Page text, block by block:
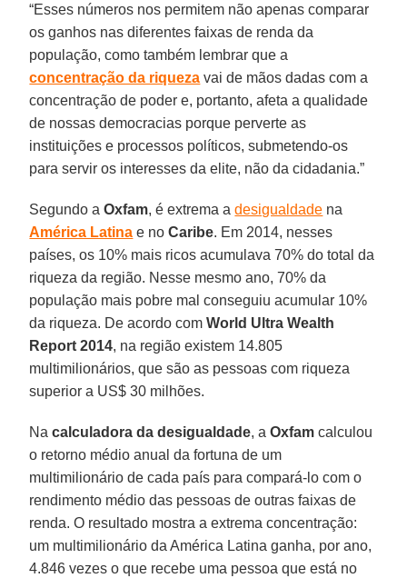
“Esses números nos permitem não apenas comparar
os ganhos nas diferentes faixas de renda da
população, como também lembrar que a
concentração da riqueza vai de mãos dadas com a
concentração de poder e, portanto, afeta a qualidade
de nossas democracias porque perverte as
instituições e processos políticos, submetendo-os
para servir os interesses da elite, não da cidadania.”
Segundo aOxfam, é extrema adesigualdade na
América Latina e noCaribe. Em 2014, nesses
países, os 10% mais ricos acumulava 70% do total da
riqueza da região. Nesse mesmo ano, 70% da
população mais pobre mal conseguiu acumular 10%
da riqueza. De acordo comWorld Ultra Wealth
Report 2014, na região existem 14.805
multimilionários, que são as pessoas com riqueza
superior a US$ 30 milhões.
Nacalculadora da desigualdade, aOxfam calculou
o retorno médio anual da fortuna de um
multimilionário de cada país para compará-lo com o
rendimento médio das pessoas de outras faixas de
renda. O resultado mostra a extrema concentração:
um multimilionário da América Latina ganha, por ano,
4.846 vezes o que recebe uma pessoa que está no